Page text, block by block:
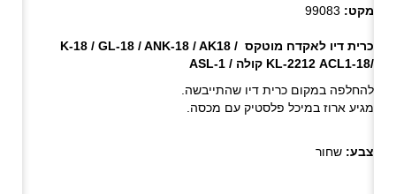
מקט: 99083
כרית דיו לאקדח מוטקס K-18 / GL-18 / ANK-18 / AK18 /
ACL1-18/
להחלפה במקום כרית דיו שהתייבשה.
מגיע ארוז במיכל פלסטיק עם מכסה.
צבע: שחור